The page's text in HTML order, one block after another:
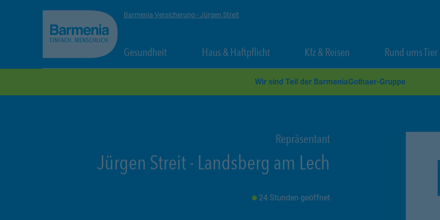
Barmenia Versicherung - Jürgen Streit
Gesundheit Link Opens in New Tab
Haus & HaftpflichtLink Opens in New Tab
Kfz & Reisen Link Opens in New Tab
Rund ums Tier
Wir sind Teil der BarmeniaGothaer-Gruppe
Repräsentant
Jürgen Streit- Landsberg am Lech
24 Stunden geöffnet